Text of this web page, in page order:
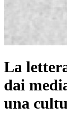
La
dai
una